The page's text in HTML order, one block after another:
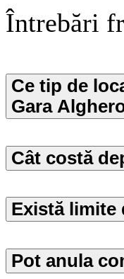
Întrebări
Ce tip de
Gara
Cât costă
Există limite
Pot anula